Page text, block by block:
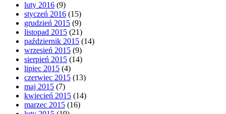
luty 2016 (9)
styczeń 2016 (15)
grudzień 2015 (9)
listopad 2015 (21)
październik 2015 (14)
wrzesień 2015 (9)
sierpień 2015 (14)
lipiec 2015 (4)
czerwiec 2015 (13)
maj 2015 (7)
kwiecień 2015 (14)
marzec 2015 (16)